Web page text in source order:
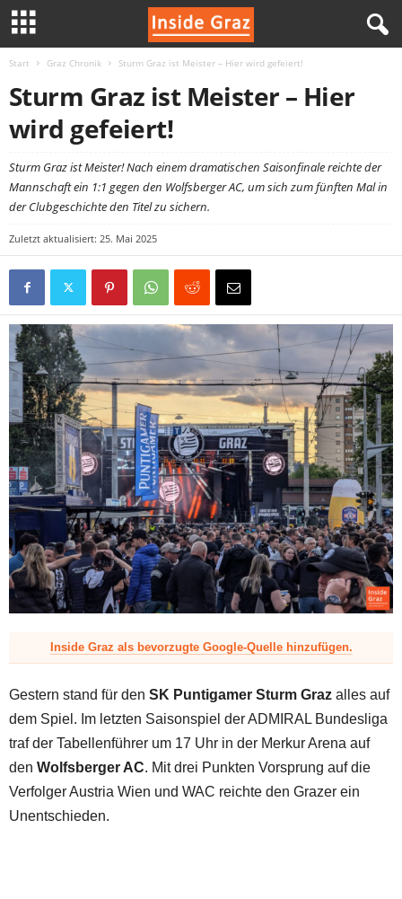
Start Graz Chronik Sturm Graz ist Meister – Hier wird gefeiert!
Sturm Graz ist Meister – Hier
wird gefeiert!
Sturm Graz ist Meister! Nach einem dramatischen Saisonfinale reichte der
Mannschaft ein 1:1 gegen den Wolfsberger AC, um sich zum fünften Mal in
der Clubgeschichte den Titel zu sichern.
Zuletzt aktualisiert: 25. Mai 2025
Inside Graz als bevorzugte Google-Quelle hinzufügen.
Gestern stand für den SK Puntigamer Sturm Graz alles auf
dem Spiel. Im letzten Saisonspiel der ADMIRAL Bundesliga
traf der Tabellenführer um 17 Uhr in der Merkur Arena auf
den Wolfsberger AC. Mit drei Punkten Vorsprung auf die
Verfolger Austria Wien und WAC reichte den Grazer ein
Unentschieden.